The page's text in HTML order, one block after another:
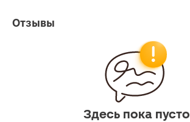
Отзывы
Здесь пока пусто